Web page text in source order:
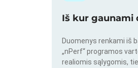
Iš kur gaunami
Duomenys renkami iš
„nPerf“ programos
realiomis sąlygomis,